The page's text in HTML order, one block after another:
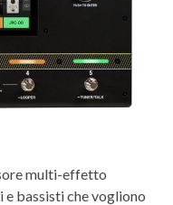
multi-effetto
bassisti che vogliono